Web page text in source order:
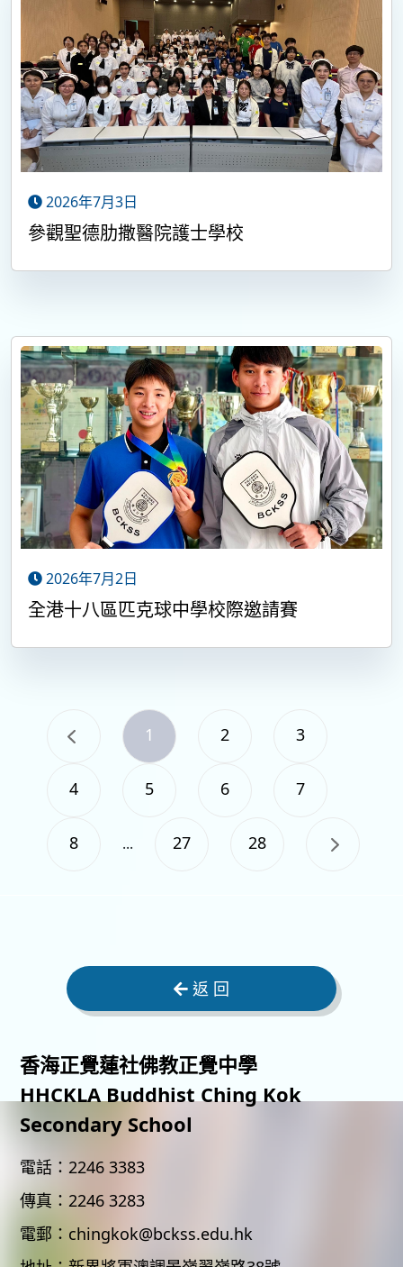
2026年7月3日
參觀聖德肋撒醫院護士學校
2026年7月2日
全港十八區匹克球中學校際邀請賽
1 2 3
4 5 6 7
8 ... 27 28
返 回
香海正覺蓮社佛教正覺中學
HHCKLA Buddhist Ching Kok
Secondary School
電話： 2246 3383
傳真： 2246 3283
電郵： chingkok@bckss.edu.hk